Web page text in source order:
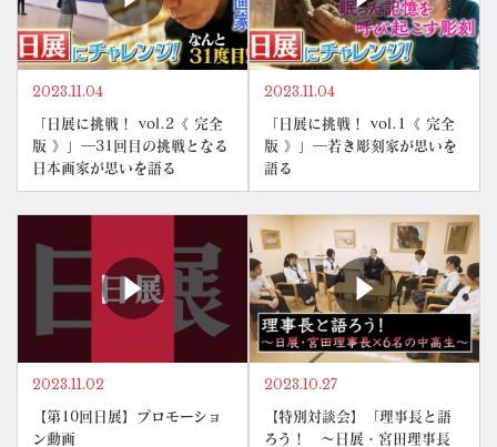
2023.11.04
「日展に挑戦！ vol.2《 完全
版 》」―31回目の挑戦となる
日本画家が思いを語る
2023.11.04
「日展に挑戦！ vol.1《 完全
版 》」―若き彫刻家が思いを
語る
2023.11.02
【第10回日展】プロモーショ
ン動画
2023.10.27
【特別対談会】「理事長と語
ろう！ ～日展・宮田理事長